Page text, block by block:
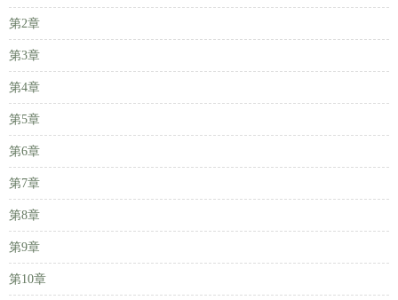
第2章
第3章
第4章
第5章
第6章
第7章
第8章
第9章
第10章